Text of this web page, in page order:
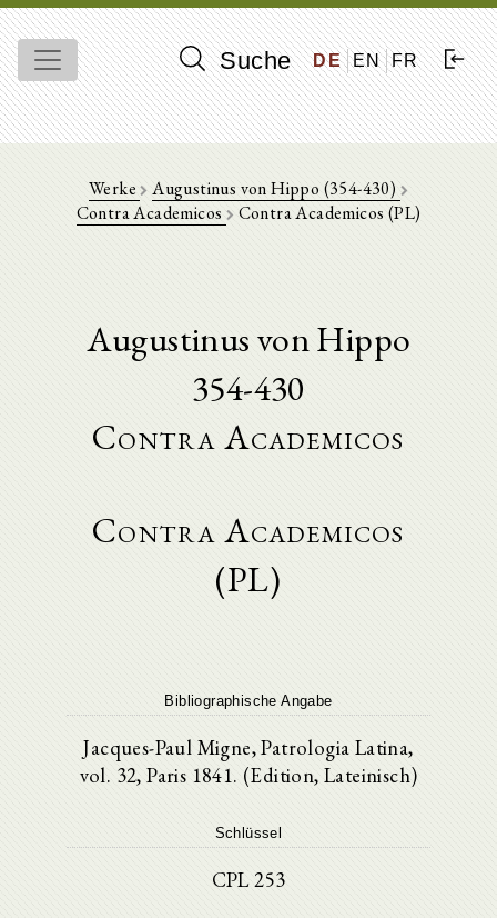
Suche DE EN FR
Werke Augustinus von Hippo (354-430)
Contra Academicos
Contra Academicos (PL)
Augustinus von Hippo
354-430
Contra Academicos
Contra Academicos
(PL)
Bibliographische Angabe
Jacques-Paul Migne, Patrologia Latina,
vol. 32, Paris 1841. (Edition, Lateinisch)
Schlüssel
CPL 253